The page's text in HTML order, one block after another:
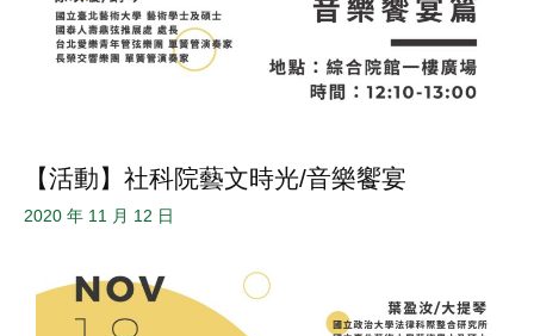
【活動】社科院藝文時光/音樂饗宴
2020 年 11 月 12 日